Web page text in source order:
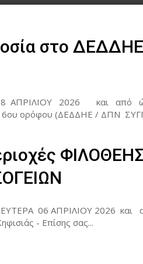
στο
ΑΠΡΙΛΙΟΥ 2026 και από
ορόφου (ΔΕΔΔΗΕ / ΔΠΝ
06 ΑΠΡΙΛΙΟΥ 2026
13.30 π.μ στη Περιοχή Φιλοθέης – Κηφισιάς - Επίσης σας...